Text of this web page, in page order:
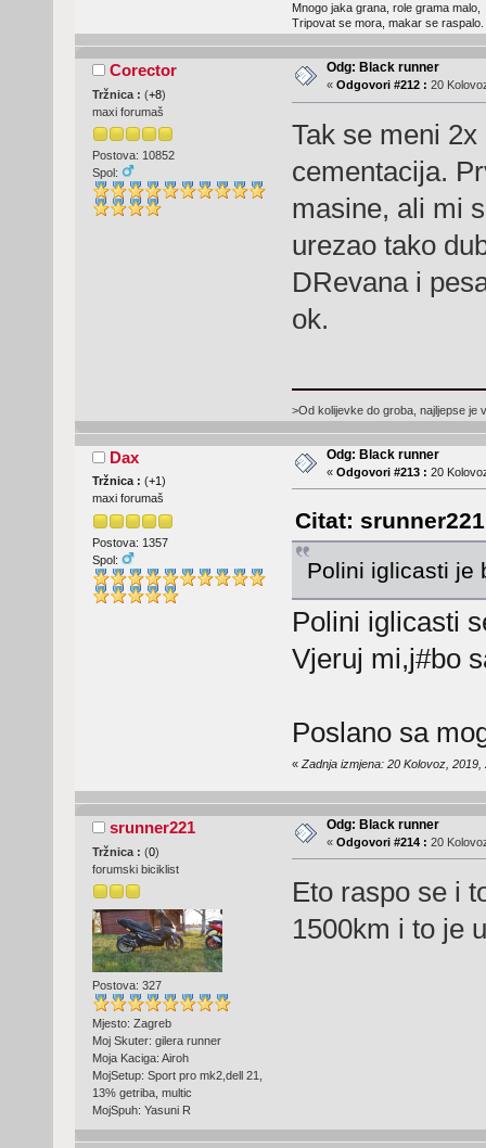
Mnogo jaka grana, role grama malo,
Tripovat se mora, makar se raspalo.
Corector
Tržnica : (+8)
maxi forumaš
Postova: 10852
Spol:
Odg: Black runner
« Odgovori #212 : 20
Tak se meni
cementacija.
masine, ali mi
urezao tako
DRevana i
ok.
>Od kolijevke do groba, najljepse je
Dax
Tržnica : (+1)
maxi forumaš
Postova: 1357
Spol:
Odg: Black runner
« Odgovori #213 : 20
Citat:
Polini iglicasti je
Polini iglicasti
Vjeruj mi,j#bo
Poslano sa
« Zadnja izmjena: 20 Kolovoz, 2019,
srunner221
Tržnica : (0)
forumski biciklist
Postova: 327
Mjesto: Zagreb
Moj Skuter: gilera runner
Moja Kaciga: Airoh
MojSetup: Sport pro mk2,dell 21,
13% getriba, multic
MojSpuh: Yasuni R
Odg: Black runner
« Odgovori #214 : 20
Eto raspo se i
1500km i to je